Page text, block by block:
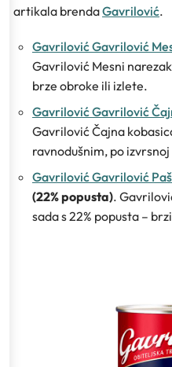
artikala brendaGavrilović.
Gavrilović Gavrilović
Gavrilović Mesni
brze obroke ili izlete.
Gavrilović Gavrilović
Gavrilović Čajna
ravnodušnim, po
Gavrilović Gavrilović
(22% popusta).
sada s 22% popusta –